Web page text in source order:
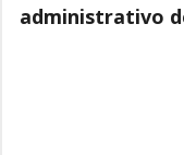
administrativo